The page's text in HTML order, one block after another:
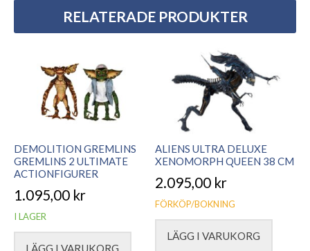
RELATERADE PRODUKTER
DEMOLITION GREMLINS
GREMLINS 2 ULTIMATE
ACTIONFIGURER
1.095,00 kr
I LAGER
LÄGG I VARUKORG
ALIENS ULTRA DELUXE
XENOMORPH QUEEN 38 CM
2.095,00 kr
FÖRKÖP/BOKNING
LÄGG I VARUKORG